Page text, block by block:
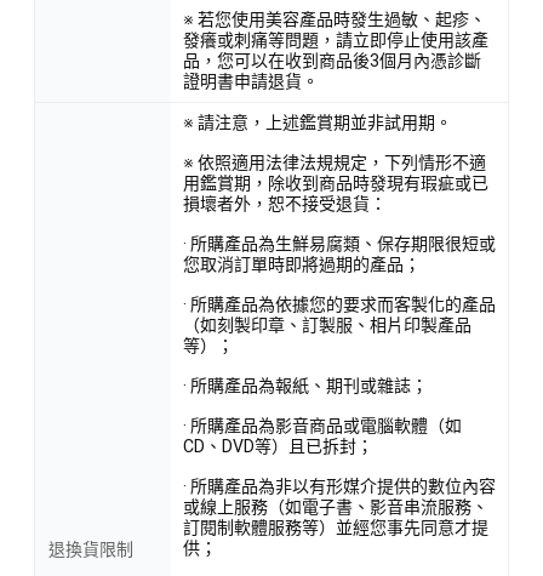
※ 若您使用美容產品時發生過敏、起疹、
發癢或刺痛等問題，請立即停止使用該產
品，您可以在收到商品後3個月內憑診斷
證明書申請退貨。
退換貨限制
※ 請注意，上述鑑賞期並非試用期。
※ 依照適用法律法規規定，下列情形不適
用鑑賞期，除收到商品時發現有瑕疵或已
損壞者外，恕不接受退貨：
· 所購產品為生鮮易腐類、保存期限很短或
您取消訂單時即將過期的產品；
· 所購產品為依據您的要求而客製化的產品
（如刻製印章、訂製服、相片印製產品
等）；
· 所購產品為報紙、期刊或雜誌；
· 所購產品為影音商品或電腦軟體（如
CD、DVD等）且已拆封；
· 所購產品為非以有形媒介提供的數位內容
或線上服務（如電子書、影音串流服務、
訂閱制軟體服務等）並經您事先同意才提
供；